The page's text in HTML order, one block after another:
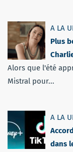
A LA
Plus
Alors que l'été
Mistral pour...
A LA
dans